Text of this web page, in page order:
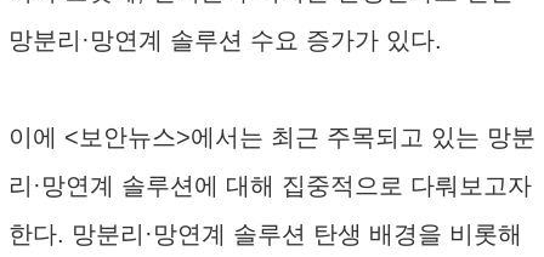
망분리·망연계 솔루션 수요 증가가 있다.
이에 <보안뉴스>에서는 최근 주목되고 있는 망분
리·망연계 솔루션에 대해 집중적으로 다뤄보고자
한다. 망분리·망연계 솔루션 탄생 배경을 비롯해